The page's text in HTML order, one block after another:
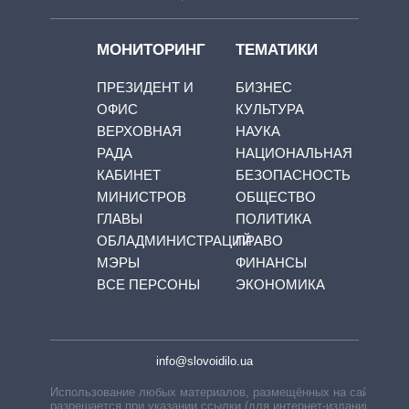
МОНИТОРИНГ
ПРЕЗИДЕНТ И
ОФИС
ВЕРХОВНАЯ
РАДА
КАБИНЕТ
МИНИСТРОВ
ГЛАВЫ
ОБЛАДМИНИСТРАЦИЙ
МЭРЫ
ВСЕ ПЕРСОНЫ
ТЕМАТИКИ
БИЗНЕС
КУЛЬТУРА
НАУКА
НАЦИОНАЛЬНАЯ
БЕЗОПАСНОСТЬ
ОБЩЕСТВО
ПОЛИТИКА
ПРАВО
ФИНАНСЫ
ЭКОНОМИКА
info@slovoidilo.ua
Использование любых материалов, размещённых на сайте,
разрешается при указании ссылки (для интернет-изданий —